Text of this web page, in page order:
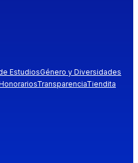
EstudiosGénero y Diversidades
TransparenciaTiendita